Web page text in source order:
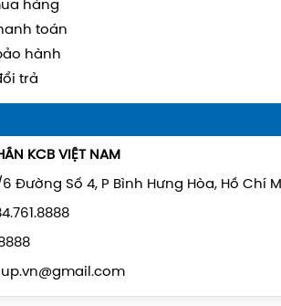
hàng
toán
hành
trả
KCB VIỆT NAM
6 Đường Số 4, P Bình Hưng Hòa, Hồ Chí